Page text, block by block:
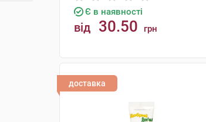
Є в наявності
від 30.50 грн
доставка